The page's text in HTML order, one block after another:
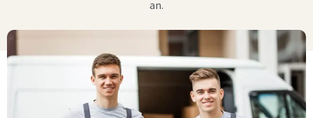
an.